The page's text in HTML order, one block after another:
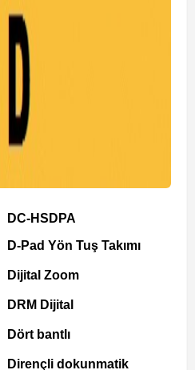
DC-HSDPA
D-Pad Yön Tuş Takımı
Dijital Zoom
DRM Dijital
Dört bantlı
Dirençli dokunmatik